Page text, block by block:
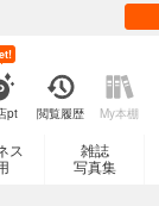
pt 閲覧履歴 My本棚
ス
雑誌
写真集